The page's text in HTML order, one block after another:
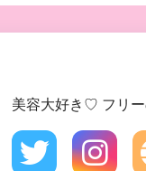
美容大好き♡ フリー